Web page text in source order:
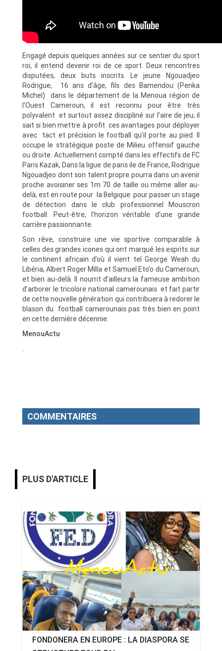
Engagé depuis quelques années sur ce sentier du sport
roi, il entend devenir roi de ce sport. Deux rencontres
disputées, deux buts inscrits. Le jeune Ngouadjeo
Rodrigue, 16 ans d’âge, fils des Bamendou (Penka
Michel) dans le département de la Menoua région de
l’Ouest Cameroun, il est reconnu pour être très
polyvalent et surtout assez discipliné sur l’aire de jeu; il
sait si bien mettre à profit ces avantages pour déployer
avec tact et précision le football qu’il porte au pied. Il
occupe le stratégique poste de Milieu offensif gauche
ou droite. Actuellement compté dans les effectifs de FC
Paris Kazak, Dans la ligue de paris ile de France, Rodrigue
Ngouadjeo dont son talent propre pourra dans un avenir
proche avoisiner ses 1m 70 de taille ou même aller au-
delà, est en route pour la Belgique pour passer un stage
de détection dans le club professionnel Mouscron
football. Peut-être, l’horizon véritable d’une grande
carrière passionnante.
Son rêve, construire une vie sportive comparable à
celles des grandes icones qui ont marqué les esprits sur
le continent africain d’où il vient tel George Weah du
Libéria, Albert Roger Milla et Samuel Eto’o du Cameroun,
et bien au-delà. Il nourrit d’ailleurs la fameuse ambition
d’arborer le tricolore national camerounais et fait partir
de cette nouvelle génération qui contribuera à redorer le
blason du football camerounais pas très bien en point
en cette dernière décennie.
MenouActu
.
COMMENTAIRES
PLUS D'ARTICLE
FONDONERA EN EUROPE : LA DIASPORA SE